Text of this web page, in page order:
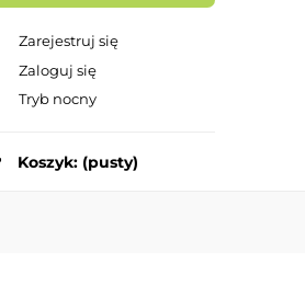
Zarejestruj się
Zaloguj się
Koszyk: (pusty)